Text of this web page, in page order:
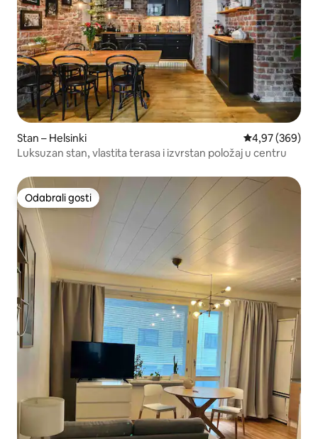
Stan – Helsinki Prosječna
4,97 (369)
Luksuzan stan, vlastita terasa i izvrstan položaj u centru
Odabrali gosti
Odabrali gosti